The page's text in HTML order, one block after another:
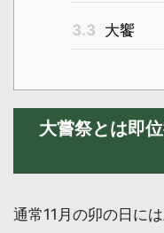
3.3 大饗
大嘗祭とは即
通常11月の卯の日に